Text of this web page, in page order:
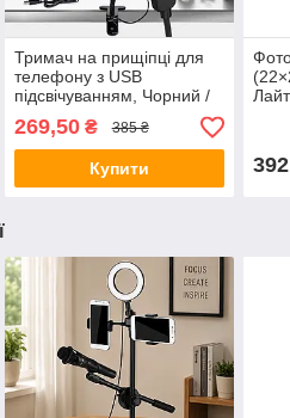
Тримач на прищіпці для
телефону з USB
підсвічуванням, Чорний /
Підставка на гнучкій ніжці /
Кільцева лампа / Набір
блогера
269,50₴ 385 ₴
Купити